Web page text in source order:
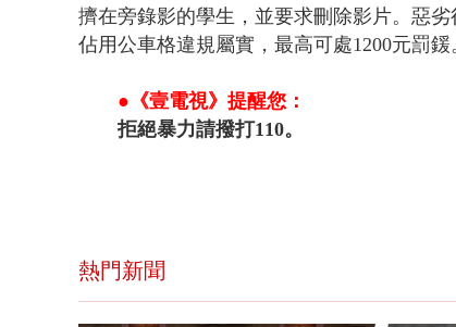
擠在旁錄影的學生，並要求刪除影片。惡
佔用公車格違規屬實，最高可處1200元罰鍰
●《壹電視》提醒您：
拒絕暴力請撥打110。
熱門新聞